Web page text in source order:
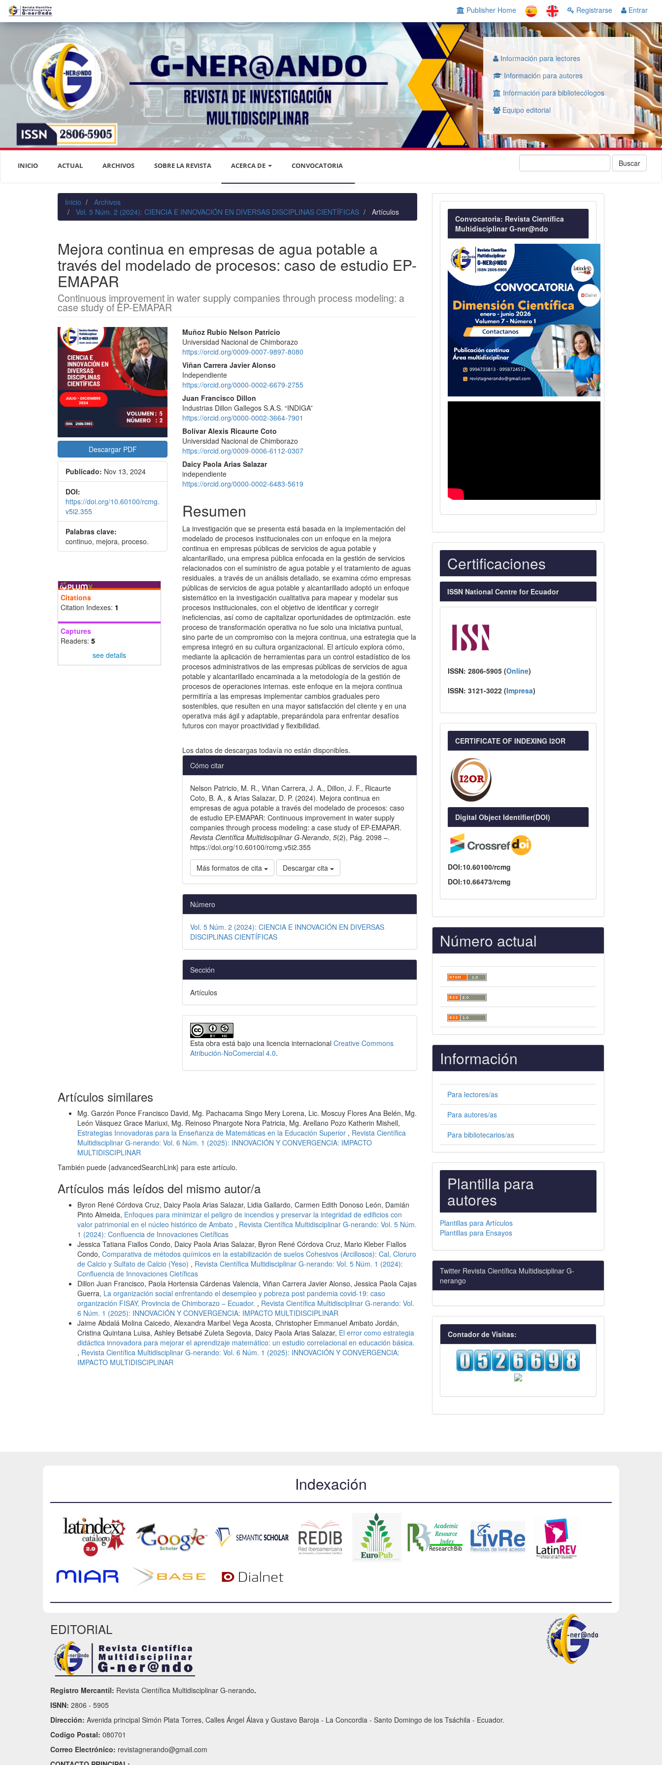
Navegación
principal
Contenido
Barra
lateral
Publisher Home Registrarse Entrar
Información para lectores
Información para autores
Información para bibliotecólogos
Equipo editorial
INICIO ACTUAL ARCHIVOS SOBRE LA REVISTA ACERCA DE
DECLARACIÓN DE PRIVACIDAD
PRIVACIDAD DE LA INFORMACIÓN
EQUIPO EDITORIAL
PROTOCOLO DE INTEROPERABILIDAD
¿CÓMO REGISTRARSE?
ENVÍOS
REGISTRARSE
ENTRAR
CONVOCATORIA Buscar
Inicio
Archivos
Vol. 5 Núm. 2 (2024): CIENCIA E INNOVACIÓN EN DIVERSAS DISCIPLINAS CIENTÍFICAS
Artículos
Mejora continua en empresas de agua potable a
través del modelado de procesos: caso de estudio EP-
EMAPAR
Continuous improvement in water supply companies through process modeling: a
case study of EP-EMAPAR
Barra
lateral
del
artículo
Descargar PDF
Publicado: Nov 13, 2024
DOI:
https://doi.org/10.60100/rcmg.
v5i2.355
Palabras clave:
continuo, mejora, proceso.
Citations
Citation Indexes: 1
Captures
Readers: 5
see details
Contenido
principal
del
artículo
Muñoz Rubio Nelson Patricio
Universidad Nacional de Chimborazo
https://orcid.org/0009-0007-9897-8080
Viñan Carrera Javier Alonso
Independiente
https://orcid.org/0000-0002-6679-2755
Juan Francisco Dillon
Industrias Dillon Gallegos S.A.S. “INDIGA”
https://orcid.org/0000-0002-3664-7901
Bolívar Alexis Ricaurte Coto
Universidad Nacional de Chimborazo
https://orcid.org/0009-0006-6112-0307
Daicy Paola Arias Salazar
independiente
https://orcid.org/0000-0002-6483-5619
Resumen
La investigación que se presenta está basada en la implementación del
modelado de procesos institucionales con un enfoque en la mejora
continua en empresas públicas de servicios de agua potable y
alcantarillado, una empresa pública enfocada en la gestión de servicios
relacionados con el suministro de agua potable y el tratamiento de aguas
residuales. a través de un análisis detallado, se examina cómo empresas
públicas de servicios de agua potable y alcantarillado adoptó un enfoque
sistemático en la investigación cualitativa para mapear y modelar sus
procesos institucionales, con el objetivo de identificar y corregir
ineficiencias, así como de capitalizar oportunidades de optimización. este
proceso de transformación operativa no fue solo una iniciativa puntual,
sino parte de un compromiso con la mejora continua, una estrategia que la
empresa integró en su cultura organizacional. El artículo explora cómo,
mediante la aplicación de herramientas para un control estadístico de los
procesos administrativos de las empresas públicas de servicios de agua
potable y alcantarillado encaminada a la metodología de la gestión de
procesos de operaciones internas. este enfoque en la mejora continua
permitiría a las empresas implementar cambios graduales pero
sostenibles, que resulten en una mayor satisfacción del cliente y en una
operativa más ágil y adaptable, preparándola para enfrentar desafíos
futuros con mayor proactividad y flexibilidad.
Los datos de descargas todavía no están disponibles.
Detalles
del
artículo
Cómo citar
Nelson Patricio, M. R., Viñan Carrera, J. A., Dillon, J. F., Ricaurte
Coto, B. A., & Arias Salazar, D. P. (2024). Mejora continua en
empresas de agua potable a través del modelado de procesos: caso
de estudio EP-EMAPAR: Continuous improvement in water supply
companies through process modeling: a case study of EP-EMAPAR.
Revista Científica Multidisciplinar G-Nerando,5(2), Pág. 2098 –.
https://doi.org/10.60100/rcmg.v5i2.355
Más formatos de cita Descargar cita
Número
Vol. 5 Núm. 2 (2024): CIENCIA E INNOVACIÓN EN DIVERSAS
DISCIPLINAS CIENTÍFICAS
Sección
Artículos
Esta obra está bajo una licencia internacionalCreative Commons
Atribución-NoComercial 4.0.
Artículos similares
Mg. Garzón Ponce Francisco David, Mg. Pachacama Singo Mery Lorena, Lic. Moscuy Flores Ana Belén, Mg.
León Vásquez Grace Mariuxi, Mg. Reinoso Pinargote Nora Patricia, Mg. Arellano Pozo Katherin Mishell,
Estrategias Innovadoras para la Enseñanza de Matemáticas en la Educación Superior , Revista Científica
Multidisciplinar G-nerando: Vol. 6 Núm. 1 (2025): INNOVACIÓN Y CONVERGENCIA: IMPACTO
MULTIDISCIPLINAR
También puede {advancedSearchLink} para este artículo.
Artículos más leídos del mismo autor/a
Byron René Córdova Cruz, Daicy Paola Arias Salazar, Lidia Gallardo, Carmen Edith Donoso León, Damián
Pinto Almeida, Enfoques para minimizar el peligro de incendios y preservar la integridad de edificios con
valor patrimonial en el núcleo histórico de Ambato , Revista Científica Multidisciplinar G-nerando: Vol. 5 Núm.
1 (2024): Confluencia de Innovaciones Cietíficas
Jessica Tatiana Fiallos Condo, Daicy Paola Arias Salazar, Byron René Córdova Cruz, Mario Kleber Fiallos
Condo, Comparativa de métodos químicos en la estabilización de suelos Cohesivos (Arcillosos): Cal, Cloruro
de Calcio y Sulfato de Calcio (Yeso) , Revista Científica Multidisciplinar G-nerando: Vol. 5 Núm. 1 (2024):
Confluencia de Innovaciones Cietíficas
Dillon Juan Francisco, Paola Hortensia Cárdenas Valencia, Viñan Carrera Javier Alonso, Jessica Paola Cajas
Guerra, La organización social enfrentando el desempleo y pobreza post pandemia covid-19: caso
organización FISAY, Provincia de Chimborazo – Ecuador. , Revista Científica Multidisciplinar G-nerando: Vol.
6 Núm. 1 (2025): INNOVACIÓN Y CONVERGENCIA: IMPACTO MULTIDISCIPLINAR
Jaime Abdalá Molina Caicedo, Alexandra Maribel Vega Acosta, Christopher Emmanuel Ambato Jordán,
Cristina Quintana Luisa, Ashley Betsabé Zuleta Segovia, Daicy Paola Arias Salazar, El error como estrategia
didáctica innovadora para mejorar el aprendizaje matemático: un estudio correlacional en educación básica.
, Revista Científica Multidisciplinar G-nerando: Vol. 6 Núm. 1 (2025): INNOVACIÓN Y CONVERGENCIA:
IMPACTO MULTIDISCIPLINAR
Convocatoria
Convocatoria: Revista Científica
Multidisciplinar G-ner@ndo
Indexaciones
Certificaciones
ISSN National Centre for Ecuador
ISSN: 2806-5905 (Online)
ISSN: 3121-3022 (Impresa)
CERTIFICATE OF INDEXING I2OR
Digital Object Identifier(DOI)
DOI:10.60100/rcmg
DOI:10.66473/rcmg
Número actual
Información
Para lectores/as
Para autores/as
Para bibliotecarios/as
PLANTILLAS
PARA
AUTORES
Plantilla para
autores
Plantillas para Artículos
Plantillas para Ensayos
Twitter Revista Científica Multidisciplinar G-
nerango
visitas
Contador de Visitas:
Indexación
EDITORIAL
Registro Mercantil: Revista Científica Multidisciplinar G-nerando.
ISNN: 2806 - 5905
Dirección: Avenida principal Simón Plata Torres, Calles Ángel Álava y Gustavo Baroja - La Concordia - Santo Domingo de los Tsáchila - Ecuador.
Codigo Postal: 080701
Correo Electrónico: revistagnerando@gmail.com